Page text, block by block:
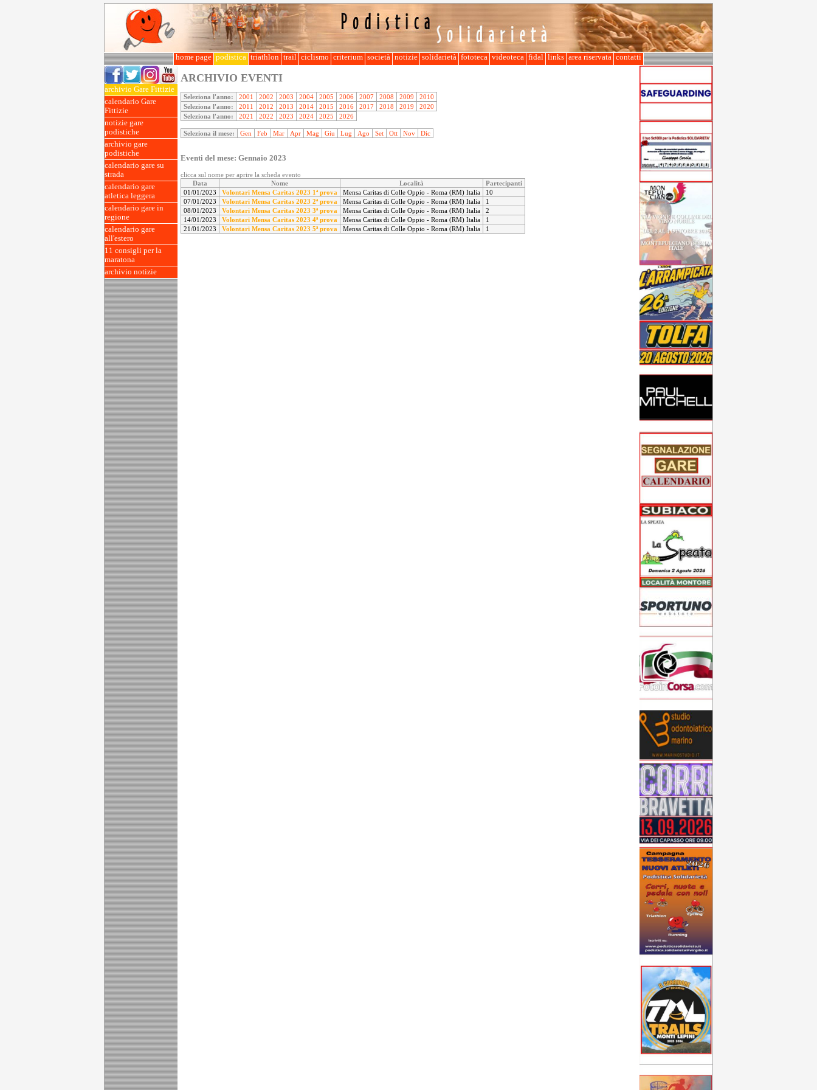
home page podistica triathlon trail ciclismo criterium società notizie solidarietà fototeca videoteca fidal links area riservata contatti
archivio Gare Fittizie
calendario Gare
Fittizie
notizie gare
podistiche
archivio gare
podistiche
calendario gare su
strada
calendario gare
atletica leggera
calendario gare in
regione
calendario gare
all'estero
11 consigli per la
maratona
archivio notizie
ARCHIVIO EVENTI
Seleziona l'anno: 2001 2002 2003 2004 2005 2006 2007 2008 2009
2010
Seleziona l'anno:
2011 2012 2013 2014 2015 2016 2017 2018 2019
2020
Seleziona l'anno:
2021 2022 2023 2024 2025 2026
Seleziona il mese: Gen Feb Mar Apr Mag Giu Lug Ago Set Ott Nov Dic
Eventi del mese: Gennaio 2023
clicca sul nome per aprire la scheda evento
Data
Nome Località
Partecipanti
01/01/2023
Volontari Mensa Caritas 2023 1ª prova Mensa Caritas di Colle Oppio - Roma (RM) Italia
10
07/01/2023
Volontari Mensa Caritas 2023 2ª prova Mensa Caritas di Colle Oppio - Roma (RM) Italia
1
08/01/2023
Volontari Mensa Caritas 2023 3ª prova Mensa Caritas di Colle Oppio - Roma (RM) Italia
2
14/01/2023
Volontari Mensa Caritas 2023 4ª prova Mensa Caritas di Colle Oppio - Roma (RM) Italia
1
21/01/2023
Volontari Mensa Caritas 2023 5ª prova Mensa Caritas di Colle Oppio - Roma (RM) Italia 1